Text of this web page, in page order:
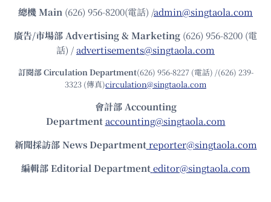
總機Main (626) 956-8200(電話) /admin@singtaola.com
廣告/市場部Advertising & Marketing (626) 956-8200 (電
話) /advertisements@singtaola.com
訂閱部 Circulation Department(626) 956-8227 (電話) /(626) 239-
3323 (傳真)circulation@singtaola.com
會計部 Accounting
Department accounting@singtaola.com
新聞採訪部 News Department reporter@singtaola.com
編輯部 Editorial Department editor@singtaola.com